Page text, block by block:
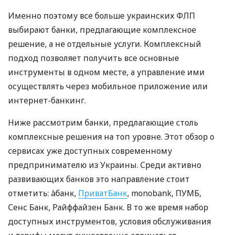
Именно поэтому все больше украинских ФЛП
выбирают банки, предлагающие комплексное
решение, а не отдельные услуги. Комплексный
подход позволяет получить все основные
инструменты в одном месте, а управление ими
осуществлять через мобильное приложение или
интернет-банкинг.
Ниже рассмотрим банки, предлагающие столь
комплексные решения на топ уровне. Этот обзор о
сервисах уже доступных современному
предпринимателю из Украины. Среди активно
развивающих банков это направление стоит
отметить: àбанк, ПриватБанк, monobank, ПУМБ,
Сенс Банк, Райффайзен Банк. В то же время набор
доступных инструментов, условия обслуживания